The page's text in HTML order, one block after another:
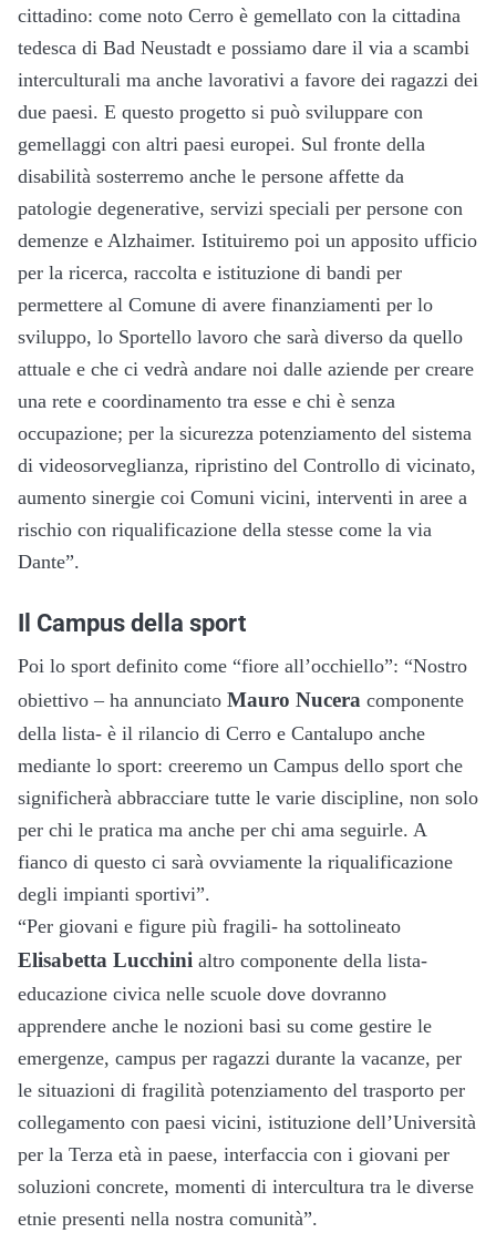
cittadino: come noto Cerro è gemellato con la cittadina
tedesca di Bad Neustadt e possiamo dare il via a scambi
interculturali ma anche lavorativi a favore dei ragazzi dei
due paesi. E questo progetto si può sviluppare con
gemellaggi con altri paesi europei. Sul fronte della
disabilità sosterremo anche le persone affette da
patologie degenerative, servizi speciali per persone con
demenze e Alzhaimer. Istituiremo poi un apposito ufficio
per la ricerca, raccolta e istituzione di bandi per
permettere al Comune di avere finanziamenti per lo
sviluppo, lo Sportello lavoro che sarà diverso da quello
attuale e che ci vedrà andare noi dalle aziende per creare
una rete e coordinamento tra esse e chi è senza
occupazione; per la sicurezza potenziamento del sistema
di videosorveglianza, ripristino del Controllo di vicinato,
aumento sinergie coi Comuni vicini, interventi in aree a
rischio con riqualificazione della stesse come la via
Dante”.
Il Campus della sport
Poi lo sport definito come “fiore all’occhiello”: “Nostro
obiettivo – ha annunciato Mauro Nucera componente
della lista- è il rilancio di Cerro e Cantalupo anche
mediante lo sport: creeremo un Campus dello sport che
significherà abbracciare tutte le varie discipline, non solo
per chi le pratica ma anche per chi ama seguirle. A
fianco di questo ci sarà ovviamente la riqualificazione
degli impianti sportivi”.
“Per giovani e figure più fragili- ha sottolineato
Elisabetta Lucchini altro componente della lista-
educazione civica nelle scuole dove dovranno
apprendere anche le nozioni basi su come gestire le
emergenze, campus per ragazzi durante la vacanze, per
le situazioni di fragilità potenziamento del trasporto per
collegamento con paesi vicini, istituzione dell’Università
per la Terza età in paese, interfaccia con i giovani per
soluzioni concrete, momenti di intercultura tra le diverse
etnie presenti nella nostra comunità”.